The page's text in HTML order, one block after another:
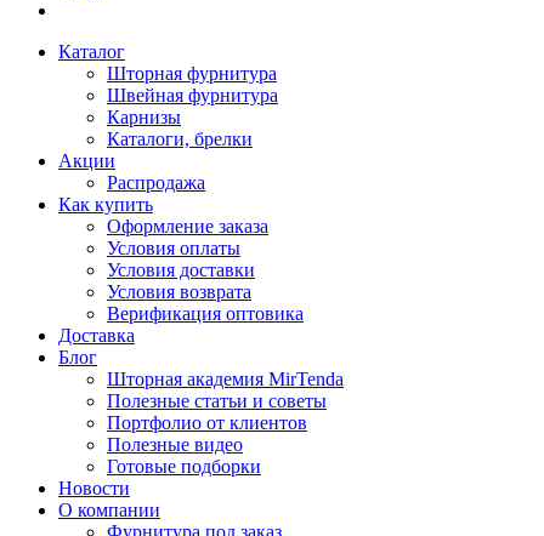
Каталог
Шторная фурнитура
Швейная фурнитура
Карнизы
Каталоги, брелки
Акции
Распродажа
Как купить
Оформление заказа
Условия оплаты
Условия доставки
Условия возврата
Верификация оптовика
Доставка
Блог
Шторная академия MirTenda
Полезные статьи и советы
Портфолио от клиентов
Полезные видео
Готовые подборки
Новости
О компании
Фурнитура под заказ